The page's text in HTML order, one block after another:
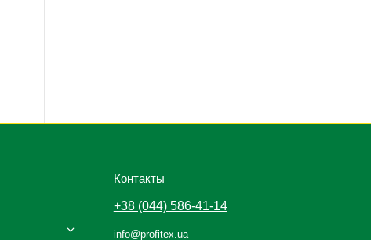
Контакты
+38 (044) 586-41-14
info@profitex.ua